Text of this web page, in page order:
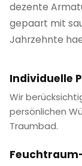
dezente
gepaart mit
Jahrzehnte
Individuelle
Wir
persönlichen
Traumbad.